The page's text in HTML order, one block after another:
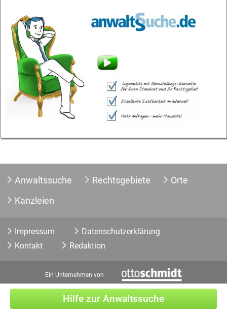
Hilfe zur Anwaltssuche
Anwaltssuche Rechtsgebiete
Orte
Kanzleien
Impressum
Datenschutzerklärung
Kontakt
Redaktion
Ein Unternehmen von